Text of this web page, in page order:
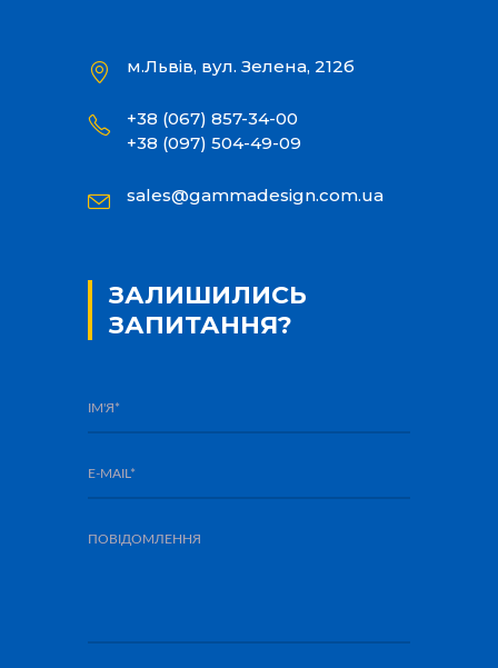
м.Львів, вул. Зелена, 212б
+38 (067) 857-34-00
+38 (097) 504-49-09
sales@gammadesign.com.ua
ЗАЛИШИЛИСЬ
ЗАПИТАННЯ?